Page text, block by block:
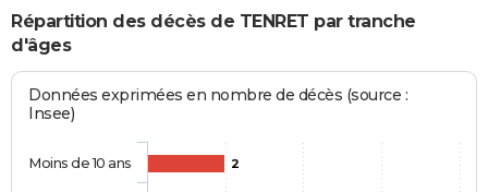
Répartition des décès de TENRET par tranche
d'âges
Données exprimées en nombre de décès (source :
Insee)
2
Moins de 10 ans